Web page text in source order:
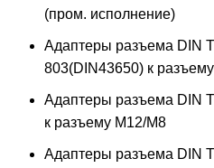
(пром. исполнение)
Адаптеры разъема DIN
803(DIN43650) к
Адаптеры разъема DIN
к разъему M12/M8
Адаптеры разъема DIN